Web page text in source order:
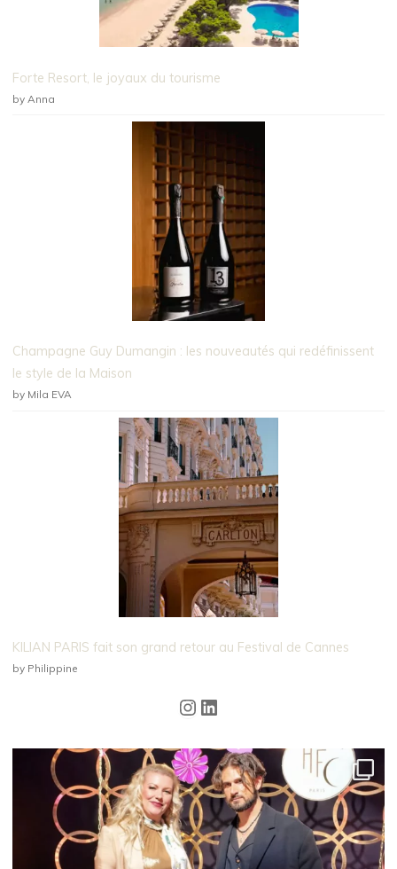
Forte Resort, le joyaux du tourisme
by Anna
Champagne Guy Dumangin : les nouveautés qui redéfinissent
le style de la Maison
by Mila EVA
KILIAN PARIS fait son grand retour au Festival de Cannes
by Philippine
Instagram
LinkedIn